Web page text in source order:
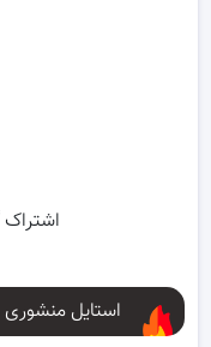
استایل منشوری